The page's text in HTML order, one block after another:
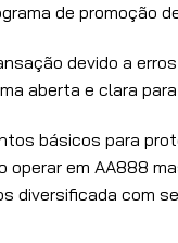
de promoção
devido a
aberta e clara
básicos para
operar em AA888
diversificada com